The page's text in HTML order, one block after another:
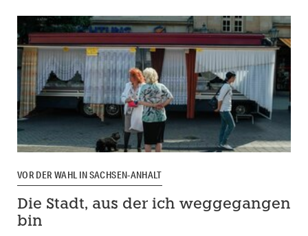
VOR DER WAHL IN SACHSEN-ANHALT
Die Stadt, aus der ich weggegangen
bin